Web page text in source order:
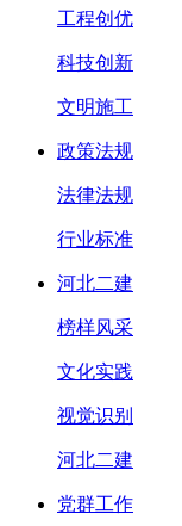
工程创优
科技创新
文明施工
政策法规
法律法规
行业标准
河北二建
榜样风采
文化实践
视觉识别
河北二建
党群工作